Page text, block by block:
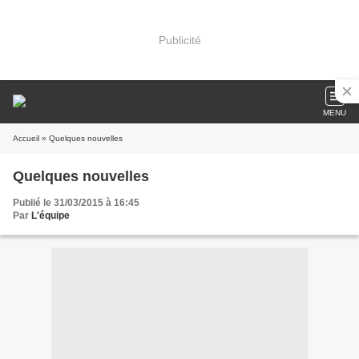
Publicité
MENU
Accueil » Quelques nouvelles
Quelques nouvelles
Publié le 31/03/2015 à 16:45
Par L'équipe